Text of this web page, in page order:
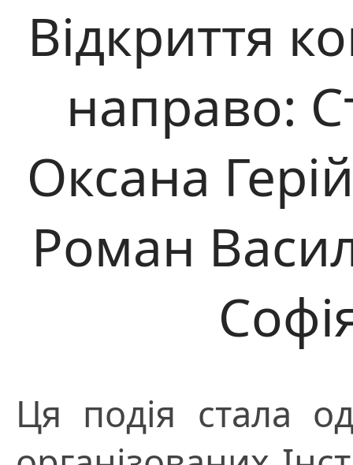
Відкриття
направо:
Оксана
Роман
Ця подія стала